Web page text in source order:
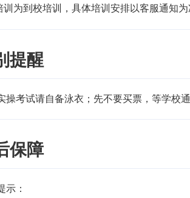
训为到校培训，具体培训安排以客服通知
提醒
操考试请自备泳衣；先不要买票，等学校
保障
示：